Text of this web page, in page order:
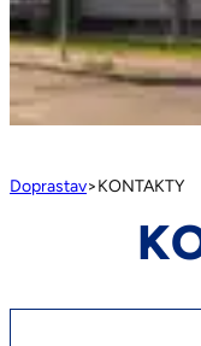
Doprastav>KONTAKTY